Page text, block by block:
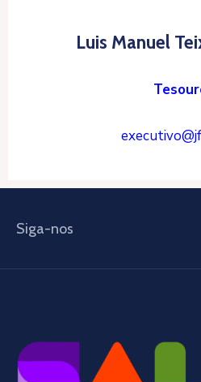
Luis Manuel
Siga-nos